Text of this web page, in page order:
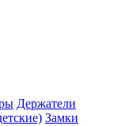
Держатели
Замки